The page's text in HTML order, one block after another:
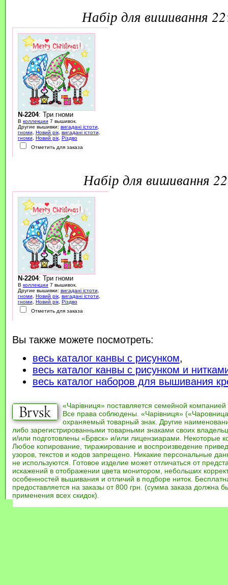
набір для вишивання
N-2204: Три гноми
В коллекции 7 вышивок.
Другие вышивки: вигадані істоти,
гноми, Новий рік, вигадані істоти,
гноми, Новий рік, Різдво
Отметить для заказа
набір для вишивання
N-2204: Три гноми
В коллекции 7 вышивок.
Другие вышивки: вигадані істоти
гноми
Новий рік, вигадані істоти
гноми
Новий рік, Різдво
Отметить для заказа
Вы также можете посмотреть:
весь каталог канвы с рисунком,
весь каталог канвы с рисунком и
весь каталог наборов для вышивания
«Чарівниця» поставляется семейной компанией
Все права соблюдены. «Чарівниця»
охраняемый товарный знак. Другие
либо зарегистрированными товарными знаками своих
и/или подготовлены «Брвск» и/или лицензиарами. Некоторые
Любое копирование, тиражирование и воспроизведение
узоров, текстов и кодов запрещено. Никакие персональные
не используются. Готовое изделие может отличаться от
искажений в отображении цвета монитором, небольших
особенностей вышивания и отличий в подборе ниток.
предоставляется на заказы от 800 грн. (сумма заказа должна
применения всех скидок).